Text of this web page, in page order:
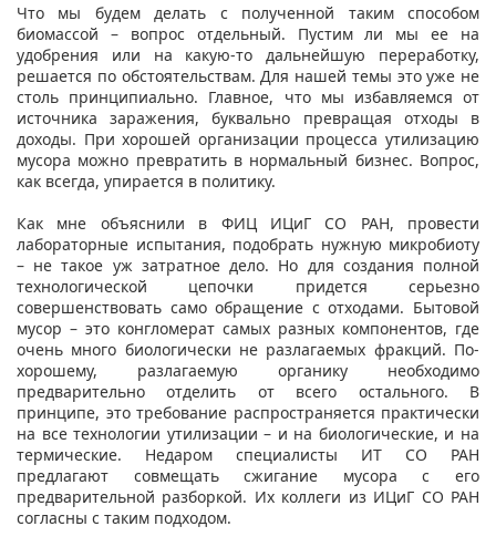
Что мы будем делать с полученной таким способом
биомассой – вопрос отдельный. Пустим ли мы ее на
удобрения или на какую-то дальнейшую переработку,
решается по обстоятельствам. Для нашей темы это уже не
столь принципиально. Главное, что мы избавляемся от
источника заражения, буквально превращая отходы в
доходы. При хорошей организации процесса утилизацию
мусора можно превратить в нормальный бизнес. Вопрос,
как всегда, упирается в политику.
Как мне объяснили в ФИЦ ИЦиГ СО РАН, провести
лабораторные испытания, подобрать нужную микробиоту
– не такое уж затратное дело. Но для создания полной
технологической цепочки придется серьезно
совершенствовать само обращение с отходами. Бытовой
мусор – это конгломерат самых разных компонентов, где
очень много биологически не разлагаемых фракций. По-
хорошему, разлагаемую органику необходимо
предварительно отделить от всего остального. В
принципе, это требование распространяется практически
на все технологии утилизации – и на биологические, и на
термические. Недаром специалисты ИТ СО РАН
предлагают совмещать сжигание мусора с его
предварительной разборкой. Их коллеги из ИЦиГ СО РАН
согласны с таким подходом.